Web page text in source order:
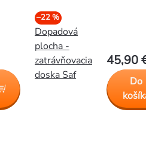
–22 %
Dopadová
plocha -
zatrávňovacia
doska Saf
45,90
Do